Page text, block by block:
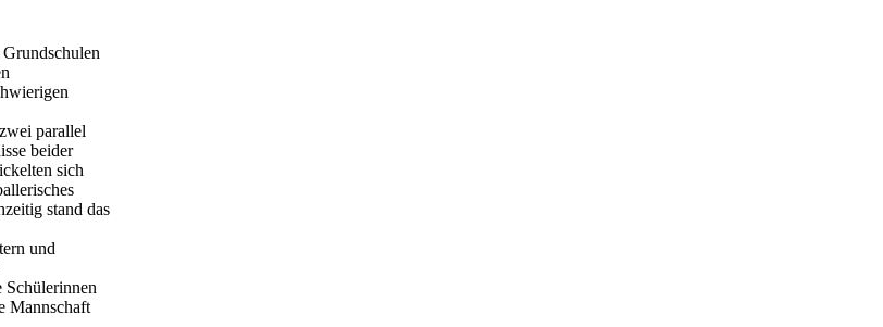
parallel
beider
sich
stand das
und
Schülerinnen
Mannschaft